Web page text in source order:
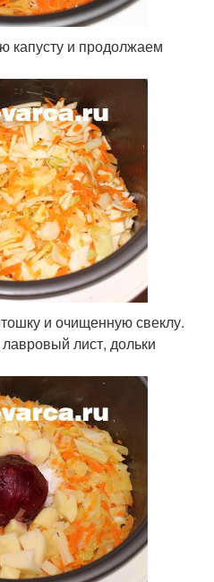
капусту и продолжаем
и очищенную свеклу.
лист, дольки